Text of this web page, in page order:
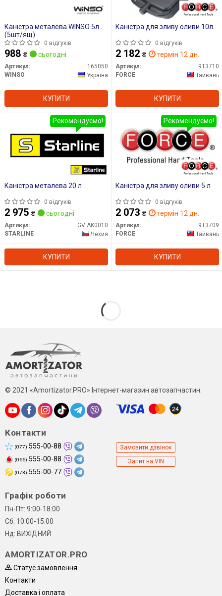
Каністра металева WINSO 5л
(5шт/ящ)
0 відгуків
988 ₴ сьогодні
Артикул:
165050
WINSO
Україна
КУПИТИ
Каністра для зливу оливи 10л
0 відгуків
2 182 ₴ термін 12 дн.
Артикул:
9T3710
FORCE
Тайвань
КУПИТИ
Каністра металева 20 л
0 відгуків
2 975 ₴ сьогодні
Артикул:
GV AK0010
STARLINE
Чехия
КУПИТИ
Рекомендуємо!
Каністра для зливу оливи 5 л
0 відгуків
2 073 ₴ термін 12 дн.
Артикул:
9T3709
FORCE
Тайвань
КУПИТИ
Рекомендуємо!
© 2021 «Amortizator.PRO» Інтернет-магазин автозапчастин.
Контакти
(077) 555-00-88
(066) 555-00-88
(073) 555-00-77
Замовити дзвінок
Запит на VIN
Графік роботи
Пн-Пт: 9:00-18:00
Сб: 10:00-15:00
Нд: ВИХІДНИЙ
AMORTIZATOR.PRO
Статус замовлення
Контакти
Доставка і оплата